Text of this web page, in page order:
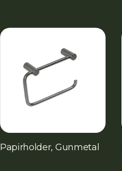
Papirholder, Gunmetal